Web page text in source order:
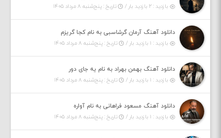
بازدید : ۲ بازدید بار /
تاریخ : پنج‌شنبه ۸ مرداد ۱۴۰۵
دانلود آهنگ آرمان گرشاسبی به نام کجا گریزم
بازدید : ۱ بازدید بار /
تاریخ : پنج‌شنبه ۸ مرداد ۱۴۰۵
دانلود آهنگ بهمن بهراد به نام یه جای دور
بازدید : ۱ بازدید بار /
تاریخ : پنج‌شنبه ۸ مرداد ۱۴۰۵
دانلود آهنگ مسعود فراهانی به نام آواره
بازدید : ۱ بازدید بار /
تاریخ : پنج‌شنبه ۸ مرداد ۱۴۰۵